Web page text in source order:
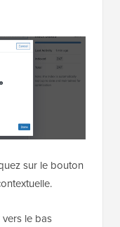
sur le bouton
le bas